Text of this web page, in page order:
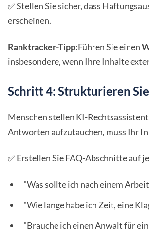
✅ Stellen Sie sicher, dass
erscheinen.
Ranktracker-Tipp:Führen Sie einen
insbesondere, wenn Ihre Inhalte
Schritt 4: Strukturieren
Menschen stellen KI-
Antworten aufzutauchen, muss Ihr
✅ Erstellen Sie FAQ-Abschnitte auf
"Was sollte ich nach einem
"Wie lange habe ich Zeit, eine
"Brauche ich einen Anwalt für